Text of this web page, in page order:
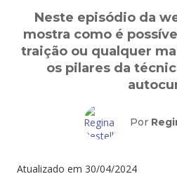
Neste episódio da
mostra como é
traição ou qualquer
os pilares da
Por
Atualizado em 30/04/2024